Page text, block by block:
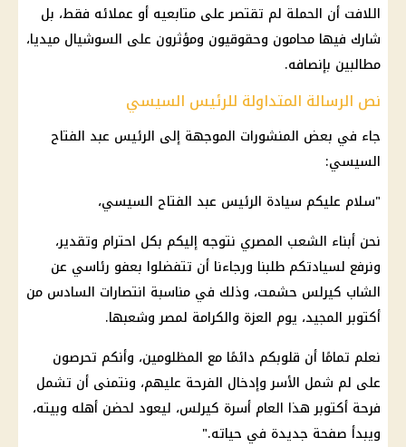
اللافت أن الحملة لم تقتصر على متابعيه أو عملائه فقط، بل
شارك فيها محامون وحقوقيون ومؤثرون على السوشيال ميديا،
مطالبين بإنصافه.
نص الرسالة المتداولة للرئيس السيسي
جاء في بعض المنشورات الموجهة إلى الرئيس عبد الفتاح
السيسي:
"سلام عليكم سيادة الرئيس عبد الفتاح السيسي،
نحن أبناء الشعب المصري نتوجه إليكم بكل احترام وتقدير،
ونرفع لسيادتكم طلبنا ورجاءنا أن تتفضلوا بعفو رئاسي عن
الشاب كيرلس حشمت، وذلك في مناسبة انتصارات السادس من
أكتوبر المجيد، يوم العزة والكرامة لمصر وشعبها.
نعلم تمامًا أن قلوبكم دائمًا مع المظلومين، وأنكم تحرصون
على لم شمل الأسر وإدخال الفرحة عليهم، ونتمنى أن تشمل
فرحة أكتوبر هذا العام أسرة كيرلس، ليعود لحضن أهله وبيته،
ويبدأ صفحة جديدة في حياته."